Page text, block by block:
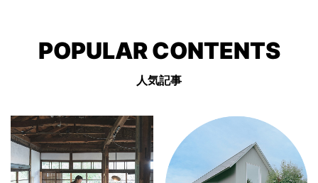
POPULAR CONTENTS
人気記事